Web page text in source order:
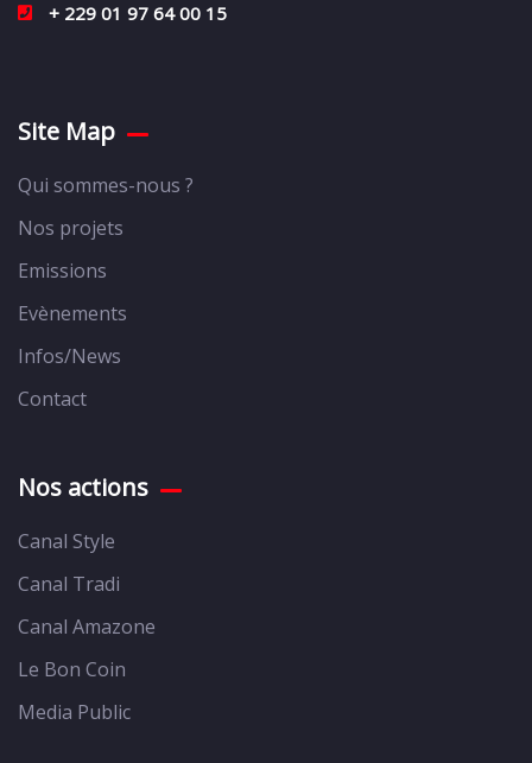
+ 229 01 97 64 00 15
Site Map
Qui sommes-nous ?
Nos projets
Emissions
Evènements
Infos/News
Contact
Nos actions
Canal Style
Canal Tradi
Canal Amazone
Le Bon Coin
Media Public